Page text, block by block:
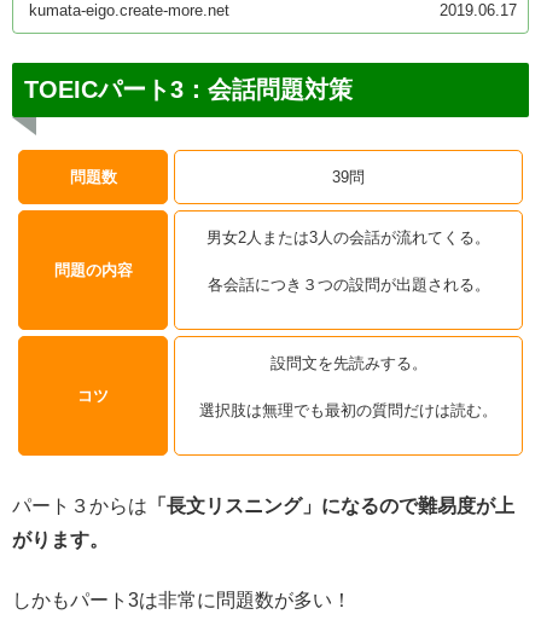
kumata-eigo.create-more.net 2019.06.17
TOEICパート3：会話問題対策
問題数 39問
問題の内容
男女2人または3人の会話が流れてくる。
各会話につき３つの設問が出題される。
コツ
設問文を先読みする。
選択肢は無理でも最初の質問だけは読む。
パート３からは 「長文リスニング」になるので難易度が上
がります。
しかもパート3は非常に問題数が多い！